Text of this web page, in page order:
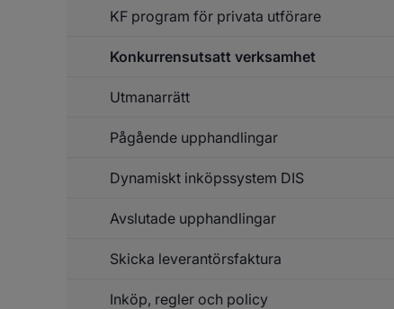
KF program för privata utförare
Konkurrensutsatt verksamhet
Utmanarrätt
Pågående upphandlingar
Dynamiskt inköpssystem DIS
Avslutade upphandlingar
Skicka leverantörsfaktura
Inköp, regler och policy